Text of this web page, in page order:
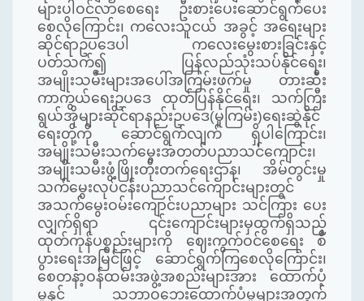
များပါဝင်လာစေရေး ဦးစားပေးဆောင်ရွက်ပေး
စေလိုကြောင်း၊ ကလေးသူငယ် အခွင့် အရေးများ
ဆိုင်ရာဥပဒေပါ ကလေးမွေးစားခြင်းနှင့်
ပတ်သက်၍ ပြန်လည်သုံးသပ်နိုင်ရေး၊
အမျိုးသမီးများအပေါ်အကြမ်းဖက်မှု တားဆီး
ကာကွယ်ရေးဥပဒေ ထုတ်ပြန်နိုင်ရေး၊ သက်ကြီး
ရွယ်အိုများဆိုင်ရာနည်းဥပဒေ(မူကြမ်း)ရေးဆွဲနိုင်
ရေးတို့ကို ဆောင်ရွက်လျက် ရှိပါကြောင်း၊
အမျိုးသမီးသက်မွေးအတတ်ပညာသင်ကျောင်း၊
အမျိုးသမီးဖွံ့ဖြိုးတိုးတက်ရေးဌာန၊ အိမ်တွင်းမှု
သက်မွေးလုပ်ငန်းပညာသင်ကျောင်းများတွင်
အသက်မွေးဝမ်းကျောင်းပညာများ သင်ကြား ပေး
လျှက်ရှိရာ ၎င်းကျောင်းများမှထွက်ရှိသည့်
ထုတ်ကုန်ပစ္စည်းများကို ဈေးကွက်ဝင်စေရေး စီ
ပွားရေးအမြင်ဖြင့် ဆောင်ရွက်ကြစေလိုကြောင်း၊
စေတနာ့ဝန်ထမ်းအဖွဲ့အစည်းများအား ထောက်ပံ့
မှုနှင့် သဘာဝဘေးထောက်ပံ့မှုများအတွက်